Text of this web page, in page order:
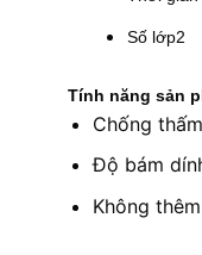
Số lớp2
Tính năng sản
Chống
Độ bám
Không